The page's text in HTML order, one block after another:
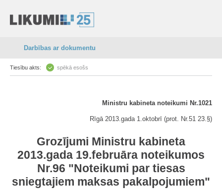
Darbības ar dokumentu
Tiesību akts: spēkā esošs
Ministru kabineta noteikumi Nr.1021
Rīgā 2013.gada 1.oktobrī (prot. Nr.51 23.§)
Grozījumi Ministru kabineta
2013.gada 19.februāra noteikumos
Nr.96 "Noteikumi par tiesas
sniegtajiem maksas pakalpojumiem"